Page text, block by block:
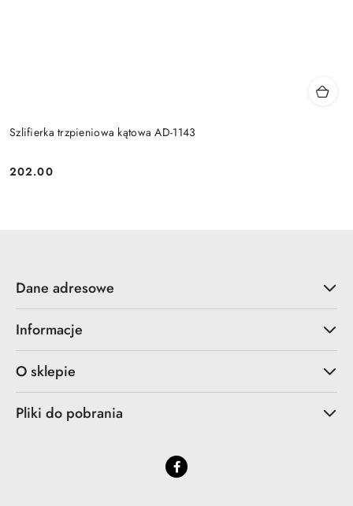
Szlifierka trzpieniowa kątowa AD-1143
Cena:
202.00
Dane adresowe
Informacje
O sklepie
Pliki do pobrania